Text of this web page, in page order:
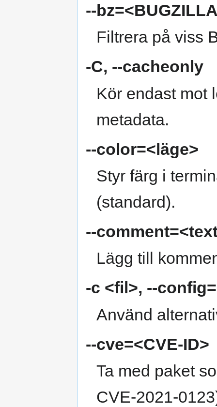
--
Filtrera på viss
-C, --cacheonly
Kör endast mot
metadata.
--color=<läge>
Styr färg i
(standard).
--
Lägg till
-c <fil>, --
Använd
--cve=<CVE-ID>
Ta med paket